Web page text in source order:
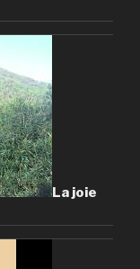
La joie